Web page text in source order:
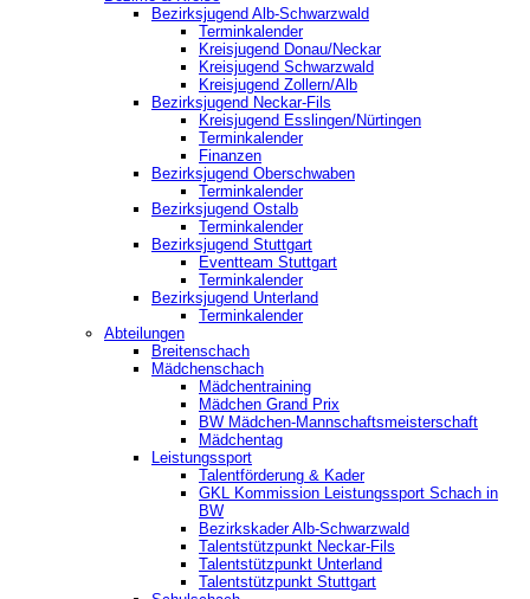
Bezirksjugend Alb-Schwarzwald
Terminkalender
Kreisjugend Donau/Neckar
Kreisjugend Schwarzwald
Kreisjugend Zollern/Alb
Bezirksjugend Neckar-Fils
Kreisjugend ‎Esslingen/Nürtingen
Terminkalender
Finanzen
Bezirksjugend Oberschwaben
Terminkalender
Bezirksjugend Ostalb
Terminkalender
Bezirksjugend Stuttgart
‎Eventteam Stuttgart
Terminkalender
Bezirksjugend Unterland
Terminkalender
Abteilungen
Breitenschach
Mädchenschach
Mädchentraining
Mädchen Grand Prix
BW Mädchen-Mannschaftsmeisterschaft
Mädchentag
Leistungssport
Talentförderung & Kader
GKL Kommission Leistungssport Schach in
BW
Bezirkskader Alb-Schwarzwald
Talentstützpunkt Neckar-Fils
Talentstützpunkt Unterland
Talentstützpunkt Stuttgart